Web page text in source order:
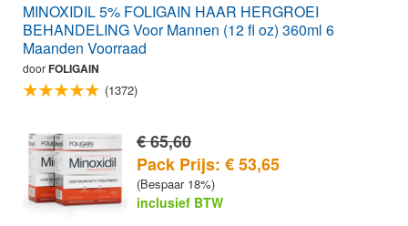
MINOXIDIL 5% FOLIGAIN HAAR HERGROEI
BEHANDELING Voor Mannen (12 fl oz) 360ml 6
Maanden Voorraad
doorFOLIGAIN
(1372)
€ 65,60
Pack Prijs: € 53,65
(Bespaar 18%)
inclusief BTW